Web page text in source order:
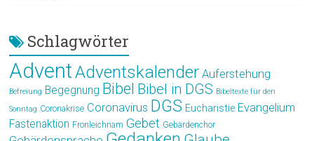
Schlagwörter
AdventAdventskalender Auferstehung
Befreiung Begegnung Bibel Bibel in DGS Bibeltexte für den
Sonntag Coronakrise Coronavirus DGS Eucharistie Evangelium
Fastenaktion Fronleichnam Gebet Gebärdenchor